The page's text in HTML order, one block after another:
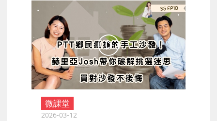
微課堂
2026-03-12